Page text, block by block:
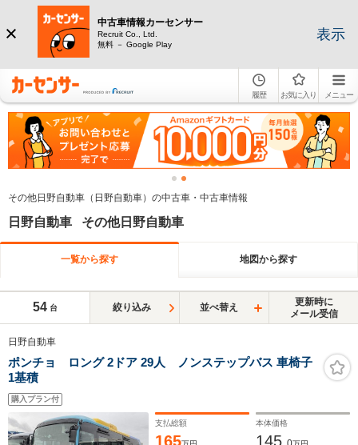
中古車情報カーセンサー
Recruit Co., Ltd.
無料 － Google Play
表示
履歴 お気に入り メニュー
その他日野自動車（日野自動車）の中古車・中古車情報
日野自動車 その他日野自動車
一覧から探す 地図から探す
54 台 絞り込み 並べ替え
更新時に
メール受信
日野自動車
ポンチョ ロング 2ドア 29人 ノンステップバス 車椅子
1基積
購入プラン付
支払総額
165
本体価格
145.